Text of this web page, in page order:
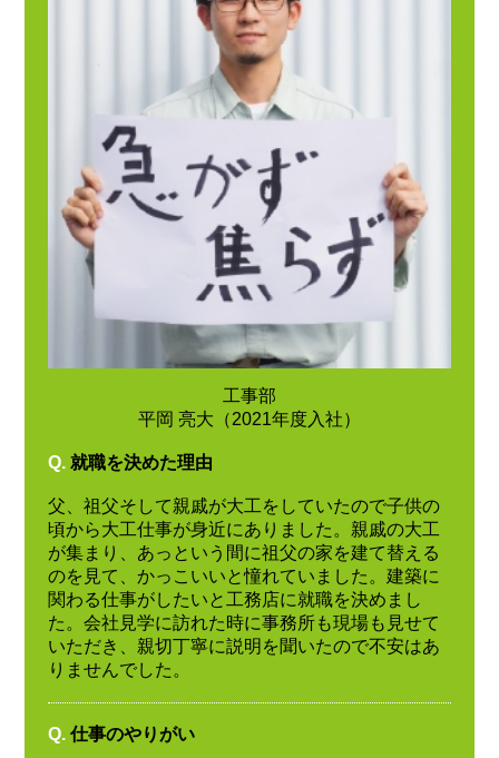
工事部
平岡 亮大（2021年度入社）
Q. 就職を決めた理由
父、祖父そして親戚が大工をしていたので子供の
頃から大工仕事が身近にありました。親戚の大工
が集まり、あっという間に祖父の家を建て替える
のを見て、かっこいいと憧れていました。建築に
関わる仕事がしたいと工務店に就職を決めまし
た。会社見学に訪れた時に事務所も現場も見せて
いただき、親切丁寧に説明を聞いたので不安はあ
りませんでした。
Q. 仕事のやりがい